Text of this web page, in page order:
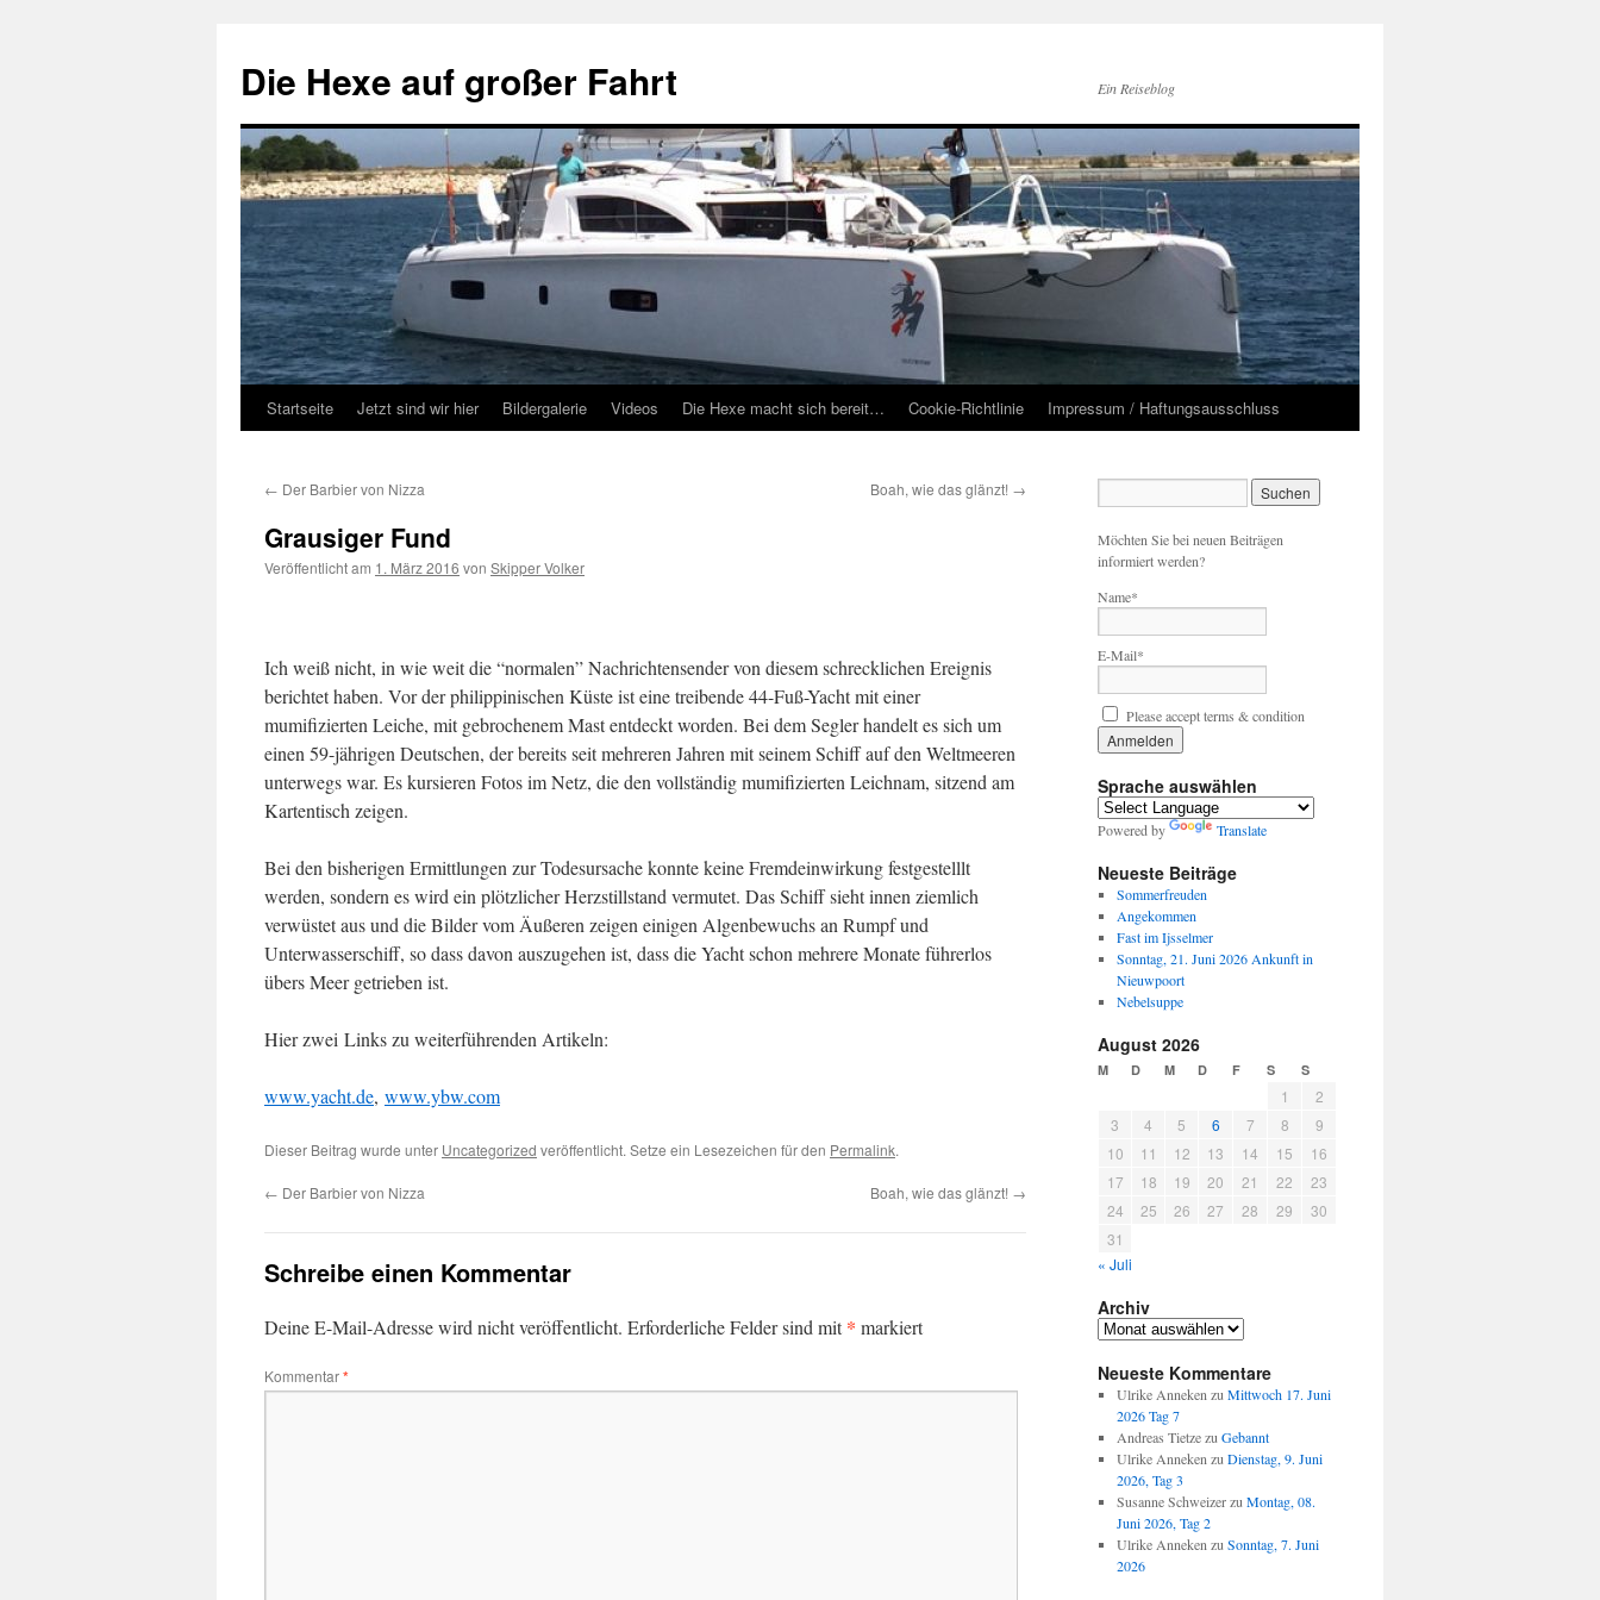
springen
Die Hexe auf großer Fahrt Ein Reiseblog
Startseite Jetzt sind wir hier Bildergalerie Videos Die Hexe macht sich bereit… Cookie-Richtlinie Impressum / Haftungsausschluss
← Der Barbier von Nizza Boah, wie das glänzt! →
Grausiger Fund
Veröffentlicht am 1. März 2016 von Skipper Volker
Ich weiß nicht, in wie weit die “normalen” Nachrichtensender von diesem schrecklichen Ereignis
berichtet haben. Vor der philippinischen Küste ist eine treibende 44-Fuß-Yacht mit einer
mumifizierten Leiche, mit gebrochenem Mast entdeckt worden. Bei dem Segler handelt es sich um
einen 59-jährigen Deutschen, der bereits seit mehreren Jahren mit seinem Schiff auf den Weltmeeren
unterwegs war. Es kursieren Fotos im Netz, die den vollständig mumifizierten Leichnam, sitzend am
Kartentisch zeigen.
Bei den bisherigen Ermittlungen zur Todesursache konnte keine Fremdeinwirkung festgestelllt
werden, sondern es wird ein plötzlicher Herzstillstand vermutet. Das Schiff sieht innen ziemlich
verwüstet aus und die Bilder vom Äußeren zeigen einigen Algenbewuchs an Rumpf und
Unterwasserschiff, so dass davon auszugehen ist, dass die Yacht schon mehrere Monate führerlos
übers Meer getrieben ist.
Hier zwei Links zu weiterführenden Artikeln:
www.yacht.de, www.ybw.com
Dieser Beitrag wurde unter Uncategorized veröffentlicht. Setze ein Lesezeichen für den Permalink.
← Der Barbier von Nizza Boah, wie das glänzt! →
Schreibe einen Kommentar
Deine E-Mail-Adresse wird nicht veröffentlicht. Erforderliche Felder sind mit* markiert
Kommentar*
Möchten Sie bei neuen Beiträgen
informiert werden?
Name*
E-Mail*
Please accept terms & condition
Sprache auswählen
Powered by Translate
Neueste Beiträge
Sommerfreuden
Angekommen
Fast im Ijsselmer
Sonntag, 21. Juni 2026 Ankunft in
Nieuwpoort
Nebelsuppe
August 2026
M D M D F S S
1
2
3
4 5 6 7 8
9
10
11 12 13 14 15
16
17
18 19 20 21 22
23
24
25 26 27 28 29
30
31
« Juli
Archiv
Archiv
Neueste Kommentare
Ulrike AnnekenzuMittwoch 17. Juni
2026 Tag 7
Andreas TietzezuGebannt
Ulrike AnnekenzuDienstag, 9. Juni
2026, Tag 3
Susanne SchweizerzuMontag, 08.
Juni 2026, Tag 2
Ulrike AnnekenzuSonntag, 7. Juni
2026